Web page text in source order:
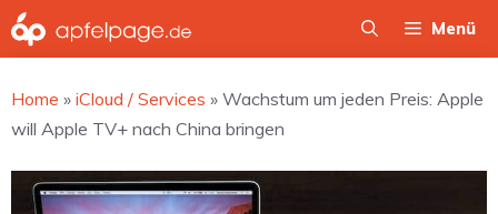
Zum
Inhalt
Menü
Home » iCloud / Services » Wachstum um jeden Preis: Apple
will Apple TV+ nach China bringen